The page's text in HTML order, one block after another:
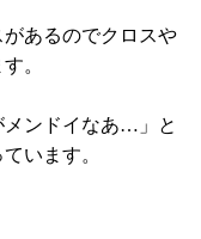
あるのでクロスや
。
メンドイなあ…」と
います。